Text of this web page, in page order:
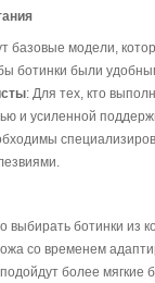
базовые модели,
ботинки были
: Для тех, кто
и усиленной
выбирать ботинки из
со временем
более мягкие